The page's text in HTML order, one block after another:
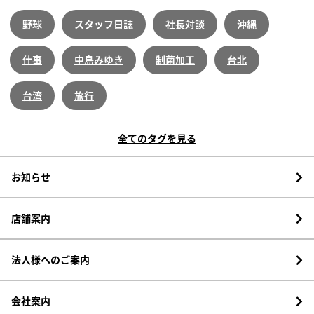
野球 スタッフ日誌 社長対談 沖縄
仕事 中島みゆき 制菌加工 台北
台湾 旅行
全てのタグを見る
お知らせ
店舗案内
法人様へのご案内
会社案内